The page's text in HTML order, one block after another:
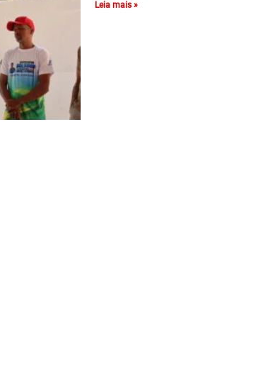
Leia mais »